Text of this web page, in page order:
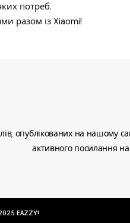
потреб.
разом із Xiaomi!
опублікованих на нашому
активного посилання на
EAZZY!